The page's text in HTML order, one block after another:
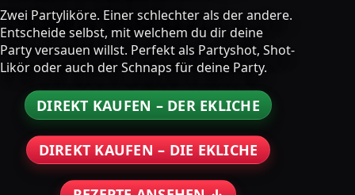
Zwei Partyliköre. Einer schlechter als der andere.
Entscheide selbst, mit welchem du dir deine
Party versauen willst. Perfekt als Partyshot, Shot-
Likör oder auch der Schnaps für deine Party.
DIREKT KAUFEN – DER EKLICHE
DIREKT KAUFEN – DIE EKLICHE